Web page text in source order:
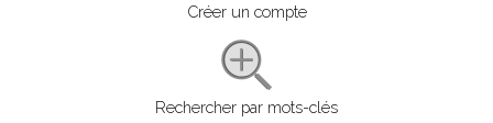
Créer un compte
Rechercher par mots-clés